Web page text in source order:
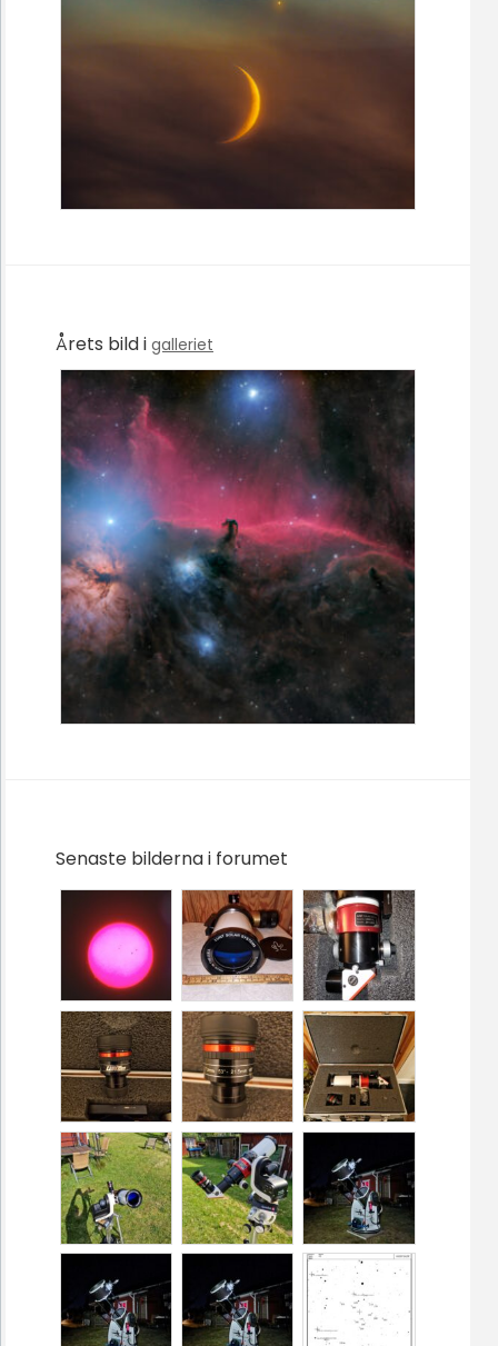
Årets bild i galleriet
Senaste bilderna i forumet